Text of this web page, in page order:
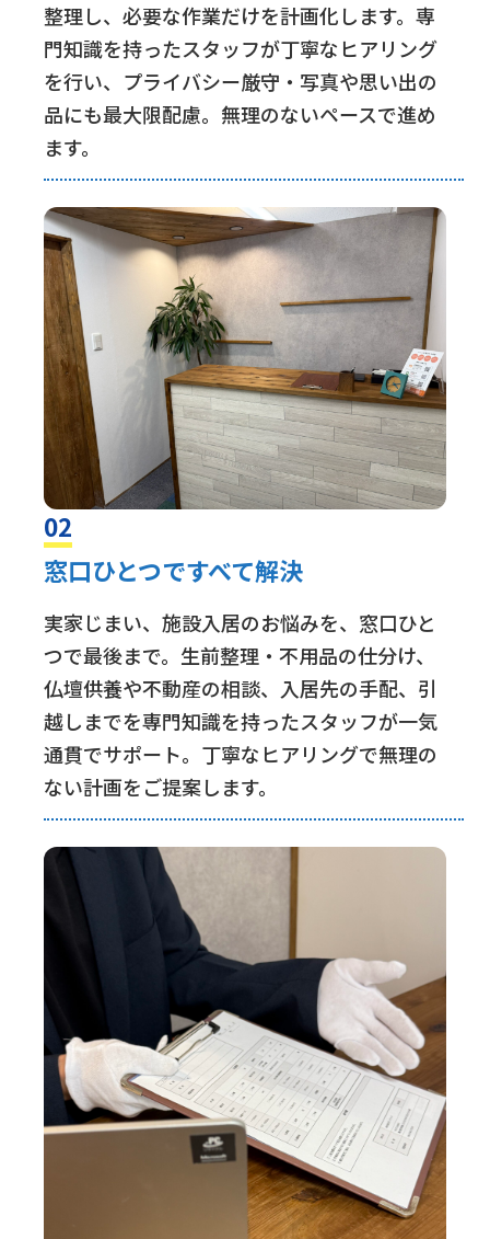
整理し、必要な作業だけを計画化します。専
門知識を持ったスタッフが丁寧なヒアリング
を行い、プライバシー厳守・写真や思い出の
品にも最大限配慮。無理のないペースで進め
ます。
02
窓口ひとつですべて解決
実家じまい、施設入居のお悩みを、窓口ひと
つで最後まで。生前整理・不用品の仕分け、
仏壇供養や不動産の相談、入居先の手配、引
越しまでを専門知識を持ったスタッフが一気
通貫でサポート。丁寧なヒアリングで無理の
ない計画をご提案します。